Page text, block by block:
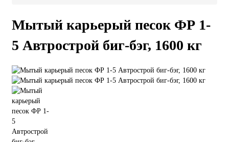
Мытый карьерый песок ФР 1-
5 Автрострой биг-бэг, 1600 кг